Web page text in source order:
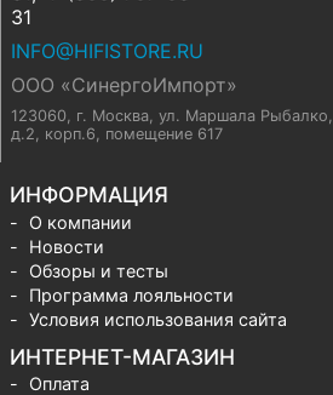
31
INFO@HIFISTORE.RU
ООО «СинергоИмпорт»
123060, г. Москва, ул. Маршала Рыбалко,
д.2, корп.6, помещение 617
ИНФОРМАЦИЯ
О компании
Новости
Обзоры и тесты
Программа лояльности
Условия использования сайта
ИНТЕРНЕТ-МАГАЗИН
Оплата